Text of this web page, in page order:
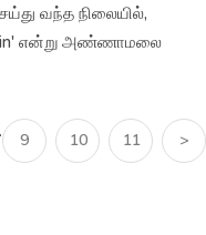
வந்த நிலையில்,
என்று அண்ணாமலை
9 10 11 >